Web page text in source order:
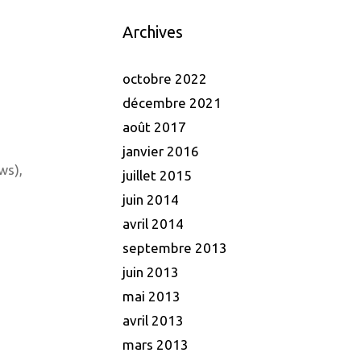
Archives
octobre 2022
décembre 2021
août 2017
janvier 2016
juillet 2015
juin 2014
avril 2014
septembre 2013
juin 2013
mai 2013
avril 2013
mars 2013